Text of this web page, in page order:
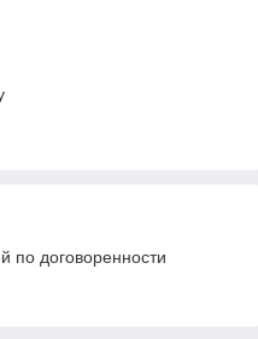
по договоренности